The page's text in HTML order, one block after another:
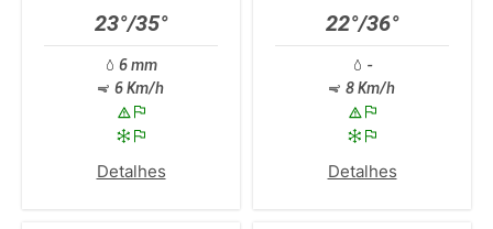
23°/35°
6 mm
6 Km/h
Detalhes
22°/36°
-
8 Km/h
Detalhes